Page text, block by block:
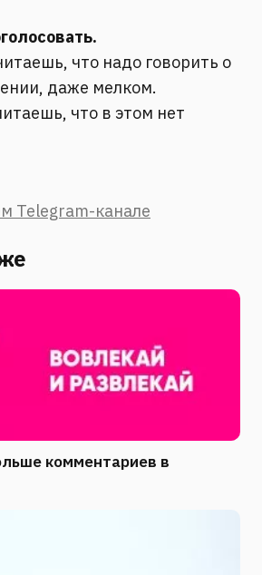
что надо говорить о
даже мелком.
что в этом нет
Telegram-канале
комментариев в